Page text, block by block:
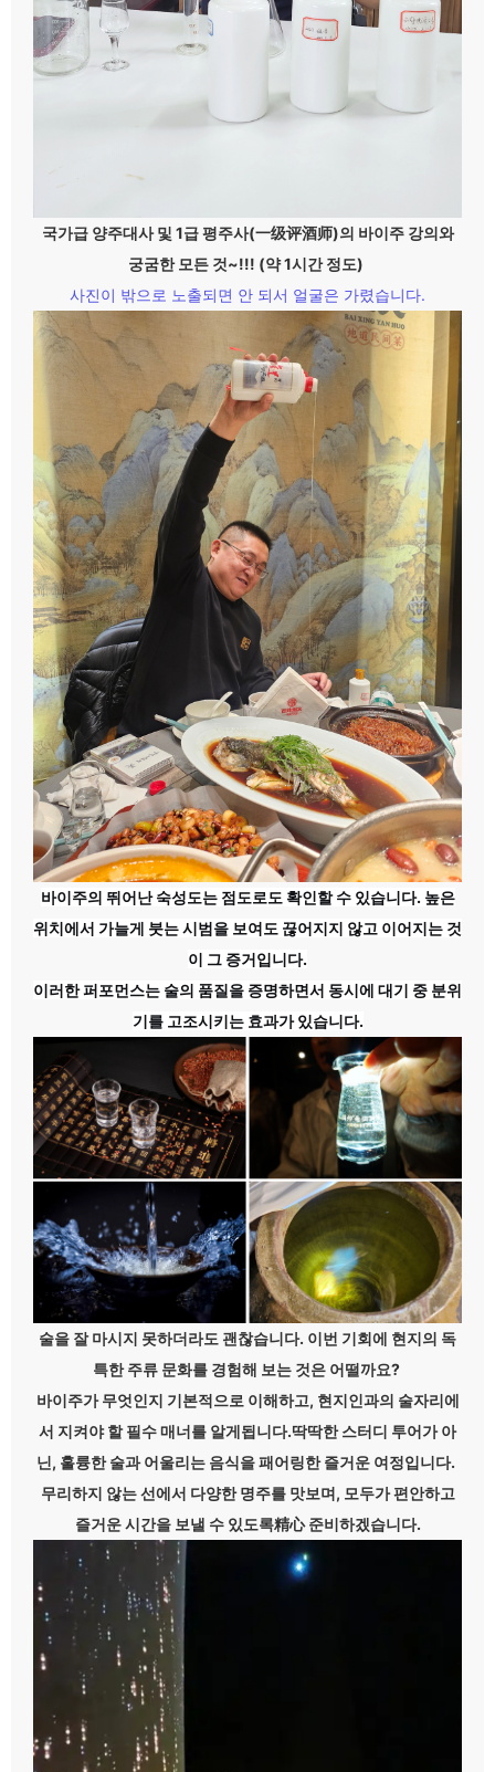
국가급 양주대사 및 1급 평주사(一级评酒师)의 바이주 강의와
궁굼한 모든 것~!!! (약 1시간 정도)
사진이 밖으로 노출되면 안 되서 얼굴은 가렸습니다.
바이주의 뛰어난 숙성도는 점도로도 확인할 수 있습니다. 높은
위치에서 가늘게 붓는 시범을 보여도 끊어지지 않고 이어지는 것
이 그 증거입니다.
이러한 퍼포먼스는 술의 품질을 증명하면서 동시에 대기 중 분위
기를 고조시키는 효과가 있습니다.
술을 잘 마시지 못하더라도 괜찮습니다. 이번 기회에 현지의 독
특한 주류 문화를 경험해 보는 것은 어떨까요?
바이주가 무엇인지 기본적으로 이해하고, 현지인과의 술자리에
서 지켜야 할 필수 매너를 알게됩니다.딱딱한 스터디 투어가 아
닌, 훌륭한 술과 어울리는 음식을 패어링한 즐거운 여정입니다.
무리하지 않는 선에서 다양한 명주를 맛보며, 모두가 편안하고
즐거운 시간을 보낼 수 있도록精心 준비하겠습니다.